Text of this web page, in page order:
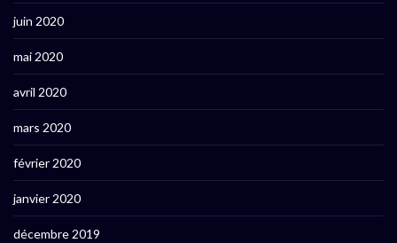
juin 2020
mai 2020
avril 2020
mars 2020
février 2020
janvier 2020
décembre 2019